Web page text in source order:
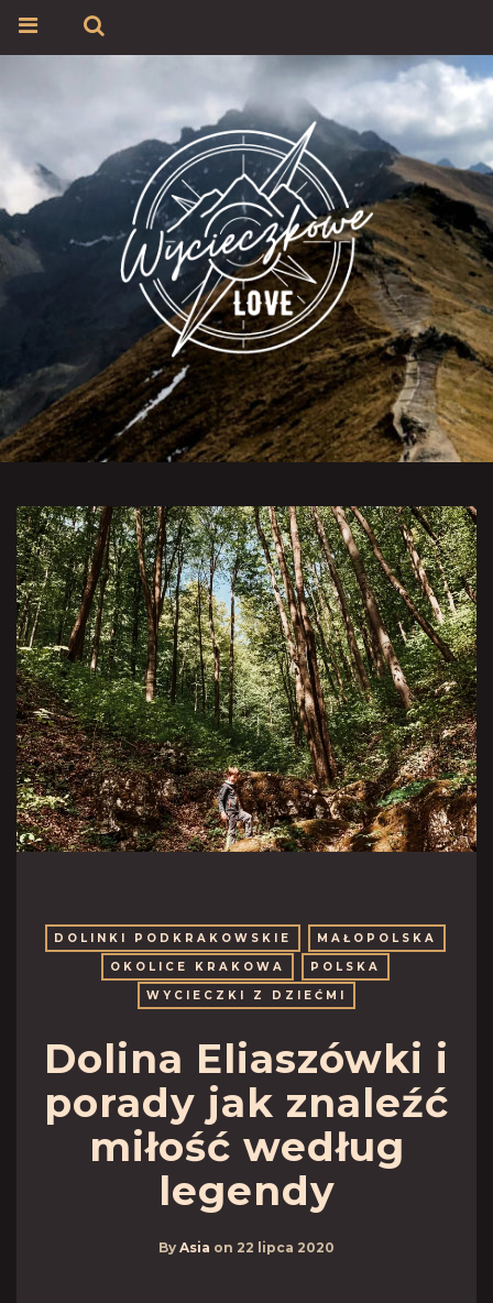
DOLINKI PODKRAKOWSKIE
MAŁOPOLSKA
OKOLICE KRAKOWA
POLSKA
WYCIECZKI Z DZIEĆMI
Dolina Eliaszówki i
porady jak znaleźć
miłość według
legendy
By Asia on 22 lipca 2020